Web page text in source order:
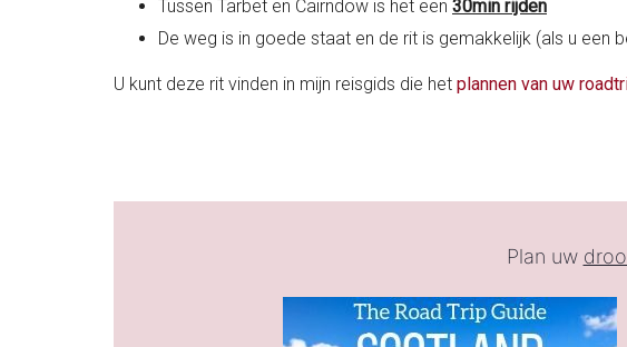
Tussen Tarbet en Cairndow is het een 30min rijden
De weg is in goede staat en de rit is gemakkelijk (als u een
U kunt deze rit vinden in mijn reisgids die het plannen van uw
Plan uw